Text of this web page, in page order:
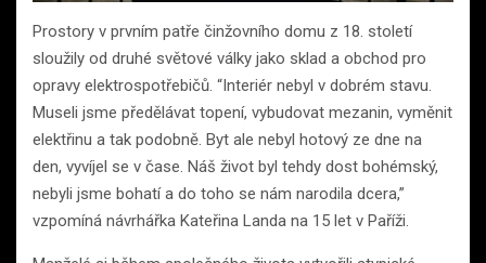
Prostory v prvním patře činžovního domu z 18. století
sloužily od druhé světové války jako sklad a obchod pro
opravy elektrospotřebičů. “Interiér nebyl v dobrém stavu.
Museli jsme předělávat topení, vybudovat mezanin, vyměnit
elektřinu a tak podobně. Byt ale nebyl hotový ze dne na
den, vyvíjel se v čase. Náš život byl tehdy dost bohémský,
nebyli jsme bohatí a do toho se nám narodila dcera,”
vzpomíná návrhářka Kateřina Landa na 15 let v Paříži.